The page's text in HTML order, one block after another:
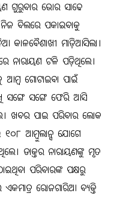
ଗୁରୁବାର ଭୋର ସାଢେ
ବିଲରେ ପକାଇବାକୁ
ମାଡ଼ିଆସିଲା।
ନାରାୟଣ ଟଳି ପଡ଼ିଥିଲେ।
ଗୋଟାଇବା ପାଇଁ
ସଙ୍ଗେ ସଙ୍ଗେ ଫେରି ଆସି
ଖବର ପାଇ ପରିବାର ଲୋକ
୧୦୮ ଆମ୍ବୁଲାନ୍ସ ଯୋଗେ
ଡାକ୍ତର ନାରାୟଣଙ୍କୁ ମୃତ
ପରିବାରଙ୍କ ପକ୍ଷରୁ
ରୋଜଗାରିଆ ବ୍ୟକ୍ତି